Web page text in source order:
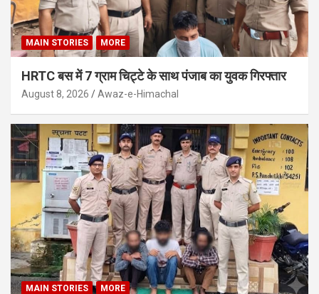
MAIN STORIES MORE
HRTC बस में 7 ग्राम चिट्टे के साथ पंजाब का युवक गिरफ्तार
August 8, 2026 Awaz-e-Himachal
MAIN STORIES MORE